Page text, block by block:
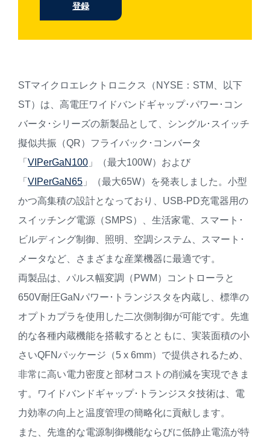
登録
STマイクロエレクトロニクス（NYSE：STM、以下
ST）は、高電圧ワイドバンドギャップ･パワー･コン
バータ･シリーズの新製品として、シングル･スイッチ
擬似共振（QR）フライバック･コンバータ
「 VIPerGaN100 」（最大100W）および
「 VIPerGaN65 」（最大65W）を発表しました。小型
かつ高集積の設計となっており、USB-PD充電器用の
スイッチング電源（SMPS）、生活家電、スマート･
ビルディング制御、照明、空調システム、スマート･
メータなど、さまざまな産業機器に最適です。
両製品は、パルス幅変調（PWM）コントローラと
650V耐圧GaNパワー･トランジスタを内蔵し、標準の
オプトカプラを使用した二次側制御が可能です。先進
的な各種内蔵機能を搭載するとともに、実装面積の小
さいQFNパッケージ（5 x 6mm）で提供されるため、
非常に高い電力密度と部材コストの削減を実現できま
す。ワイドバンドギャップ･トランジスタ技術は、電
力効率の向上と温度管理の簡略化に貢献します。
また、先進的な電源制御機能ならびに低静止電流が特